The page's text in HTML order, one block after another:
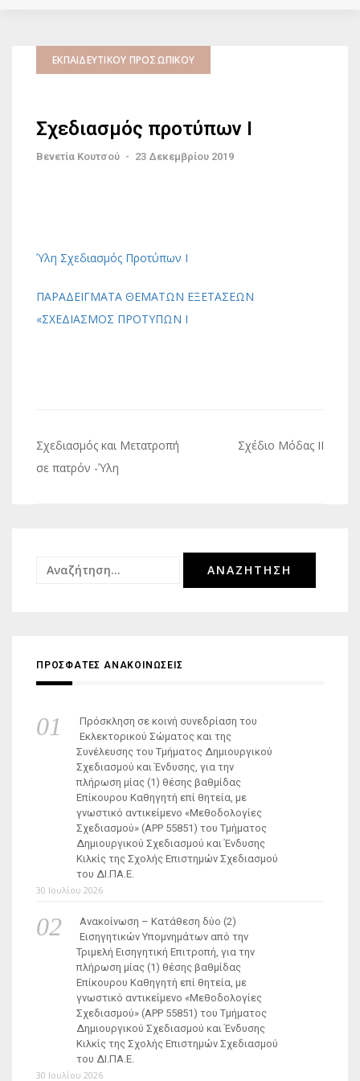
ΕΚΠΑΙΔΕΥΤΙΚΟΎ ΠΡΟΣΩΠΙΚΟΎ
Σχεδιασμός προτύπων Ι
Βενετία Κουτσού - 23 Δεκεμβρίου 2019
Ύλη Σχεδιασμός Προτύπων Ι
ΠΑΡΑΔΕΙΓΜΑΤΑ ΘΕΜΑΤΩΝ ΕΞΕΤΑΣΕΩΝ
«ΣΧΕΔΙΑΣΜΟΣ ΠΡΟΤΥΠΩΝ Ι
Πλοήγηση
άρθρων
Σχεδιασμός και Μετατροπή
σε πατρόν -Ύλη
Σχέδιο Μόδας ΙΙ
Αναζήτηση
ΠΡΟΣΦΑΤΕΣ ΑΝΑΚΟΙΝΩΣΕΙΣ
Πρόσκληση σε κοινή συνεδρίαση του
Εκλεκτορικού Σώματος και της
Συνέλευσης του Τμήματος Δημιουργικού
Σχεδιασμού και Ένδυσης, για την
πλήρωση μίας (1) θέσης βαθμίδας
Επίκουρου Καθηγητή επί θητεία, με
γνωστικό αντικείμενο «Μεθοδολογίες
Σχεδιασμού» (ΑΡΡ 55851) του Τμήματος
Δημιουργικού Σχεδιασμού και Ένδυσης
Κιλκίς της Σχολής Επιστημών Σχεδιασμού
του ΔΙ.ΠΑ.Ε.
30 Ιουλίου 2026
Ανακοίνωση – Κατάθεση δύο (2)
Εισηγητικών Υπομνημάτων από την
Τριμελή Εισηγητική Επιτροπή, για την
πλήρωση μίας (1) θέσης βαθμίδας
Επίκουρου Καθηγητή επί θητεία, με
γνωστικό αντικείμενο «Μεθοδολογίες
Σχεδιασμού» (ΑΡΡ 55851) του Τμήματος
Δημιουργικού Σχεδιασμού και Ένδυσης
Κιλκίς της Σχολής Επιστημών Σχεδιασμού
του ΔΙ.ΠΑ.Ε.
30 Ιουλίου 2026